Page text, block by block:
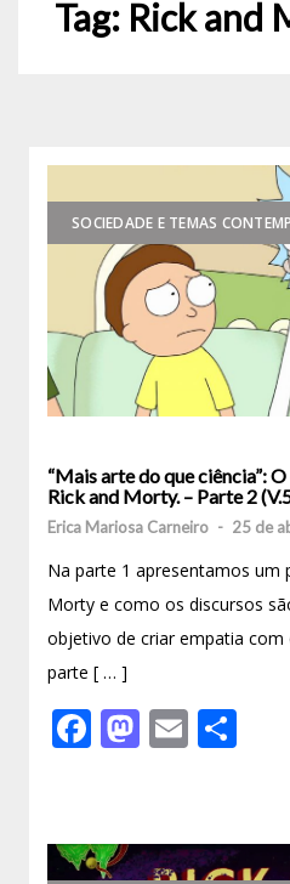
Tag: Rick and
SOCIEDADE E TEMAS
“Mais arte do que ciência”:
Rick and Morty. – Parte 2
Erica Mariosa Carneiro - 25 de
Na parte 1 apresentamos um
Morty e como os discursos
objetivo de criar empatia com
parte [ … ]
Facebook
Email